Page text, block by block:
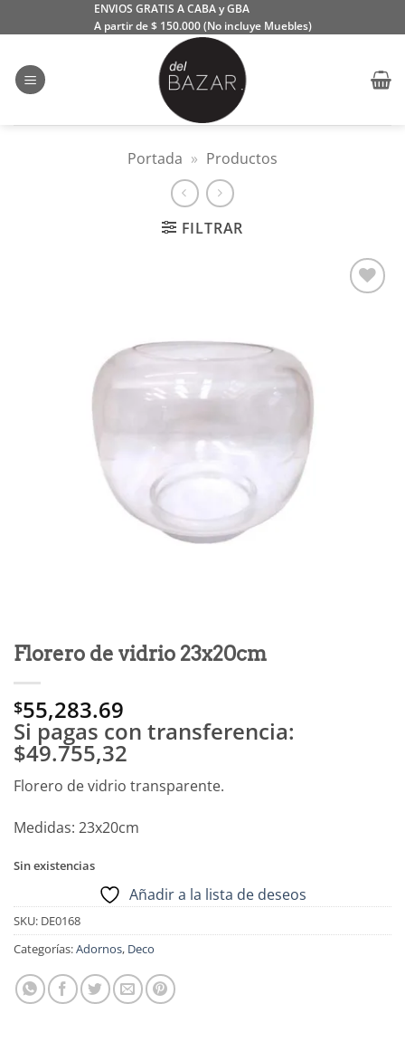
al
ENVIOS GRATIS A CABA y GBA
A partir de $ 150.000 (No incluye Muebles)
Portada » Productos
FILTRAR
Florero de vidrio 23x20cm
$55,283.69
Si pagas con transferencia:
$49.755,32
Florero de vidrio transparente.
Medidas: 23x20cm
Sin existencias
Añadir a la lista de deseos
SKU: DE0168
Categorías:Adornos, Deco